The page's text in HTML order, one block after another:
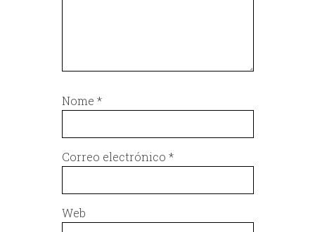
Nome *
Correo electrónico *
Web